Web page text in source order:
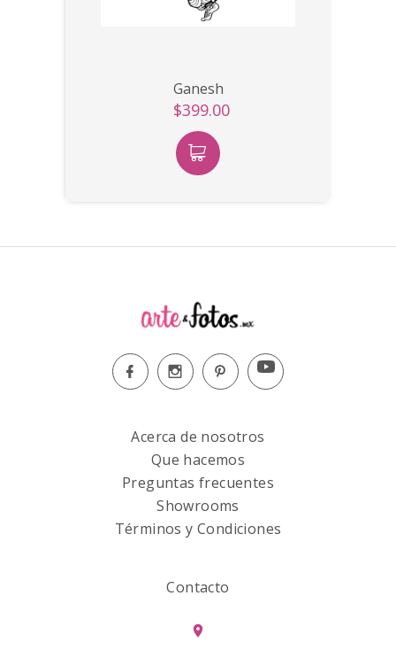
Ganesh
$399.00
Acerca de nosotros
Que hacemos
Preguntas frecuentes
Showrooms
Términos y Condiciones
Contacto